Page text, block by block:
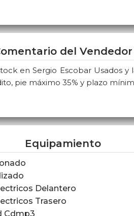
del Vendedor
en Sergio Escobar Usados y
pie máximo 35% y plazo
Equipamiento
Delantero
Trasero
Cdmp3